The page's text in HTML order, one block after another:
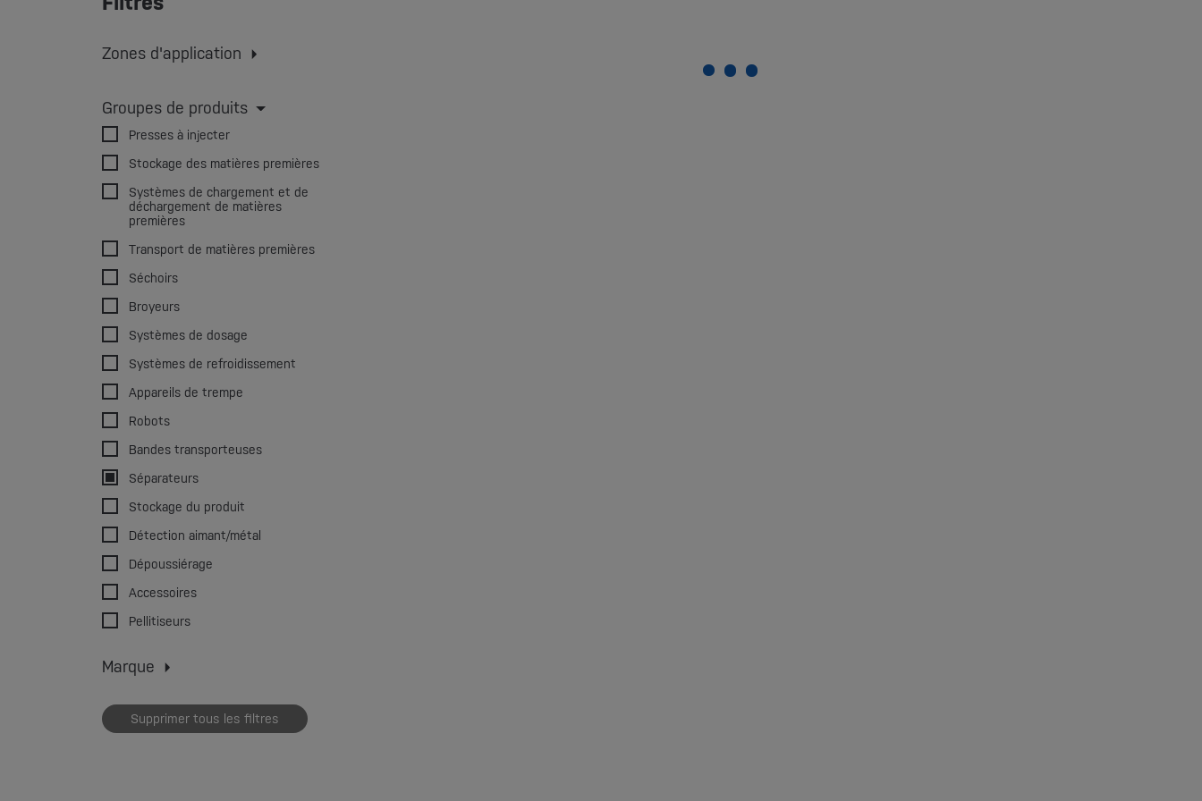
Zones d'application
Moulage par extrusion-soufflage
impression 3D
Groupes de produits
Presses à injecter
Stockage des matières premières
Systèmes de chargement et de
déchargement de matières
premières
Transport de matières premières
Séchoirs
Broyeurs
Systèmes de dosage
Systèmes de refroidissement
Appareils de trempe
Robots
Bandes transporteuses
Séparateurs
Stockage du produit
Détection aimant/métal
Dépoussiérage
Accessoires
Pellitiseurs
Marque
Bole
Chinchio Sergio
Supprimer tous les filtres